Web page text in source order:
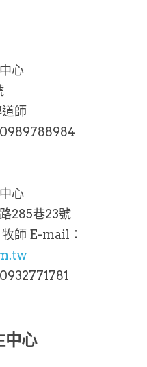
心
師
心
285巷23號
師 E-mail：
中心